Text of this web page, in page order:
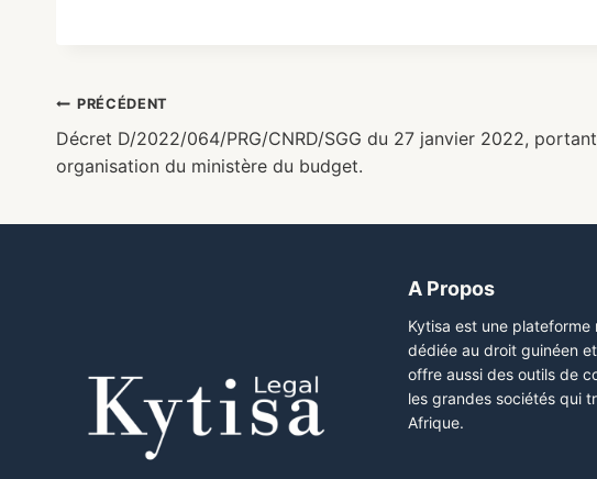
PRÉCÉDENT
Décret D/2022/064/PRG/CNRD/SGG du 27 janvier 2022,
organisation du ministère du budget.
A Propos
Kytisa est une plateforme
dédiée au droit guinéen
offre aussi des outils de
les grandes sociétés qui
Afrique.